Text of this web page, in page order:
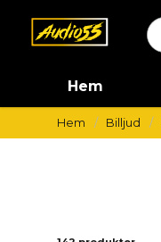
Hem
Hem Billjud